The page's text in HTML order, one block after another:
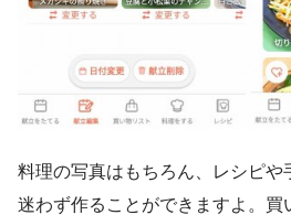
料理の写真はもちろん、レシピや
迷わず作ることができますよ。買